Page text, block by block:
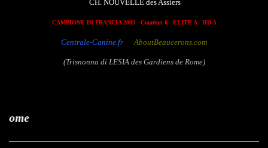
CH. NOUVELLE des Assiers
CAMPIONE DI FRANCIA 2003 - Cotation 6 - ELITE A - HD A
Centrale-Canine.fr AboutBeaucerons.com
(Trisnonna di LESIA des Gardiens de Rome)